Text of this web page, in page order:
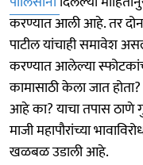
करण्यात आली आहे. तर दोन
पाटील यांचाही समावेश
करण्यात आलेल्या
कामासाठी केला जात
आहे का? याचा तपास
माजी महापौरांच्या
खळबळ उडाली आहे.